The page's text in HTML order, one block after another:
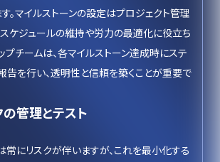
。マイルストーンの設定はプロジェクト管理
スケジュールの維持や労力の最適化に役立ち
プチームは、各マイルストーン達成時にステ
告を行い、透明性と信頼を築くことが重要で
管理とテスト
にリスクが伴いますが、これを最小化する